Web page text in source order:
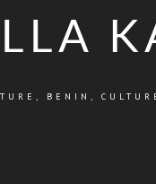
, BENIN ,